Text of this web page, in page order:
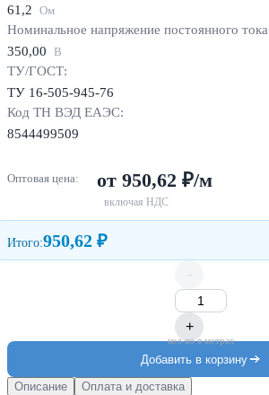
61,2 Ом
Номинальное напряжение постоянного
350,00 В
ТУ/ГОСТ:
ТУ 16-505-945-76
Код ТН ВЭД ЕАЭС:
8544499509
Оптовая цена: от 950,62 ₽/м
включая НДС
Итого:950,62 ₽
-
+
кол-во в метрах
Добавить в корзину
Описание Оплата и доставка